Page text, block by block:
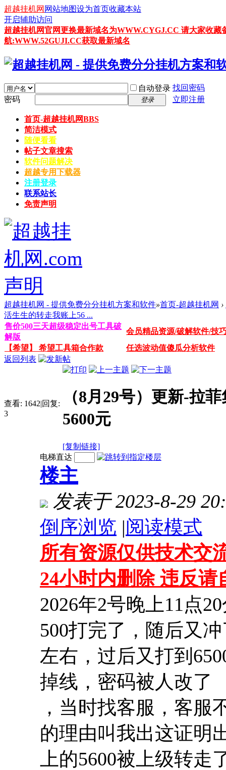
超越挂机网 网站地图设为首页收藏本站
开启辅助访问
超越挂机网官网更换最新域名为WWW.CYGJ.CC 请大家收
航:WWW.52GUJI.CC获取最新域名
自动登录 找回密码
密码
登录 立即注册
首页-超越挂机网BBS
简洁模式
随便看看
帖子文章搜索
软件问题解决
超越专用下载器
注册登录
联系站长
免责声明
超越挂机网 - 提供免费分分挂机方案和软件»首页-超越挂机网 ›
活生生的转走我账上56 ...
售价500三天超级稳定出号工具破
解版
会员精品资源/破解软件/技
【希望】 希望工具箱合作款
任选波动值傻瓜分析软件
返回列表
查看: 1642|回复:
3
（8月29号）更新-拉
5600元
[复制链接]
电梯直达
楼主
发表于 2023-8-29
倒序浏览 |阅读模式
所有资源仅供技术交
24小时内删除 违反
2026年2号晚上11点
500打完了，随后又
左右，过后又打到
掉线，密码被人改了
，当时找客服，客服
的理由叫我出这证明
上的5600被上级转